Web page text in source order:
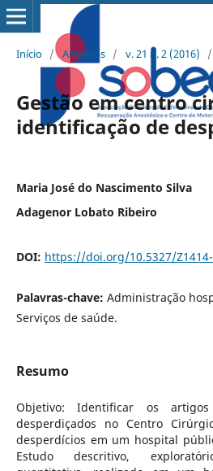
Início / Arquivos / v. 21 n. 2 (2016) /
Gestão em centro
identificação de
Maria José do Nascimento Silva
Adagenor Lobato Ribeiro
DOI: https://doi.org/10.5327/
Palavras-chave: Administração
Serviços de saúde.
Resumo
Objetivo: Identificar os artigos
desperdiçados no Centro
desperdícios em um hospital
Estudo descritivo,